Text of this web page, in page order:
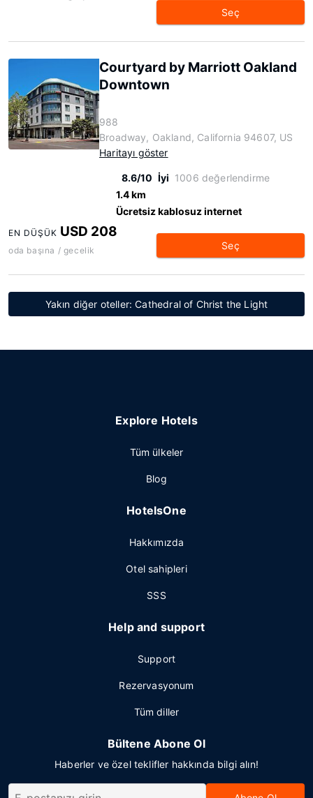
Seç
Courtyard by Marriott Oakland
Downtown
988
Broadway, Oakland, California 94607, US
Haritayı göster
8.6/10 İyi 1006 değerlendirme
1.4 km
Ücretsiz kablosuz internet
EN DÜŞÜK USD 208
oda başına / gecelik Seç
Yakın diğer oteller: Cathedral of Christ the Light
Explore Hotels
Tüm ülkeler
Blog
HotelsOne
Hakkımızda
Otel sahipleri
SSS
Help and support
Support
Rezervasyonum
Tüm diller
Bültene Abone Ol
Haberler ve özel teklifler hakkında bilgi alın!